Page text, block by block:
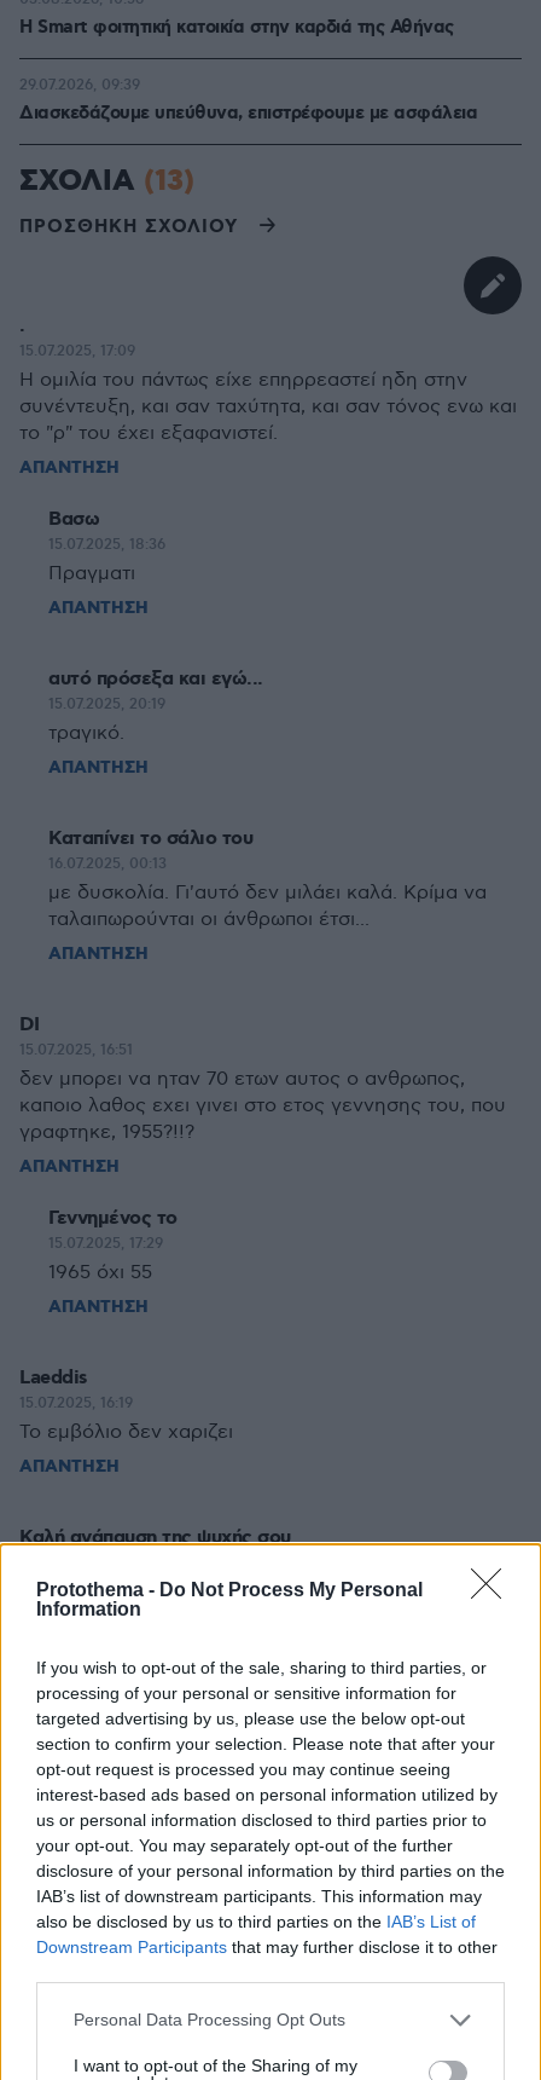
Protothema - Do Not Process My Personal
Information
If you wish to opt-out of the sale, sharing to third parties, or
processing of your personal or sensitive information for
targeted advertising by us, please use the below opt-out
section to confirm your selection. Please note that after your
opt-out request is processed you may continue seeing
interest-based ads based on personal information utilized by
us or personal information disclosed to third parties prior to
your opt-out. You may separately opt-out of the further
disclosure of your personal information by third parties on the
IAB’s list of downstream participants. This information may
also be disclosed by us to third parties on the IAB’s List of
Downstream Participants that may further disclose it to other
Please note that this website/app uses one or more Google
not limited to your visit or usage behaviour. You may click to
Personal Data Processing Opt Outs
I want to opt-out of the Sharing of my
Η Smart φοιτητική κατοικία στην καρδιά της Αθήνας
Διασκεδάζουμε υπεύθυνα, επιστρέφουμε με ασφάλεια
29.07.2026, 09:39
ΣΧΟΛΙΑ (13)
ΠΡΟΣΘΗΚΗ ΣΧΟΛΙΟΥ
.
15.07.2025, 17:09
Η ομιλία του πάντως είχε επηρρεαστεί ηδη στην
συνέντευξη, και σαν ταχύτητα, και σαν τόνος ενω και
το "ρ" του έχει εξαφανιστεί.
ΑΠΑΝΤΗΣΗ
Βασω
15.07.2025, 18:36
Πραγματι
ΑΠΑΝΤΗΣΗ
αυτό πρόσεξα και εγώ...
15.07.2025, 20:19
τραγικό.
ΑΠΑΝΤΗΣΗ
Καταπίνει το σάλιο του
16.07.2025, 00:13
με δυσκολία. Γι'αυτό δεν μιλάει καλά. Κρίμα να
ταλαιπωρούνται οι άνθρωποι έτσι...
ΑΠΑΝΤΗΣΗ
DI
15.07.2025, 16:51
δεν μπορει να ηταν 70 ετων αυτος ο ανθρωπος,
καποιο λαθος εχει γινει στο ετος γεννησης του, που
γραφτηκε, 1955?!!?
ΑΠΑΝΤΗΣΗ
Γεννημένος το
15.07.2025, 17:29
1965 όχι 55
ΑΠΑΝΤΗΣΗ
Laeddis
15.07.2025, 16:19
Το εμβόλιο δεν χαριζει
ΑΠΑΝΤΗΣΗ
Καλή ανάπαυση της ψυχής σου
Καλό κατευόδιο Γεράσιμε συλλυπητήρια στους
οικείους του
κωστας
15.07.2025, 13:57
καλο παραδεισο
ΑΠΑΝΤΗΣΗ
εχει τιγκαρει ο ''παραδεισος''
15.07.2025, 16:46
ΑΠΑΝΤΗΣΗ